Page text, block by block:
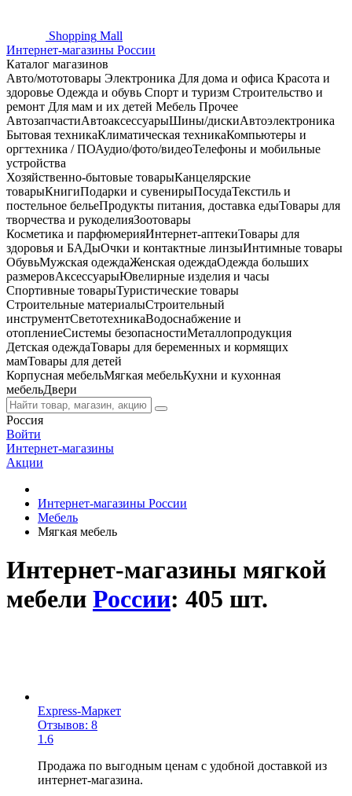
Shopping Mall
Интернет-магазины России
Каталог магазинов
Авто/мототовары Электроника Для дома и офиса Красота и
здоровье Одежда и обувь Спорт и туризм Строительство и
ремонт Для мам и их детей Мебель Прочее
АвтозапчастиАвтоаксессуарыШины/дискиАвтоэлектроника
Бытовая техникаКлиматическая техникаКомпьютеры и
оргтехника / ПОАудио/фото/видеоТелефоны и мобильные
устройства
Хозяйственно-бытовые товарыКанцелярские
товарыКнигиПодарки и сувенирыПосудаТекстиль и
постельное бельеПродукты питания, доставка едыТовары для
творчества и рукоделияЗоотовары
Косметика и парфюмерияИнтернет-аптекиТовары для
здоровья и БАДыОчки и контактные линзыИнтимные товары
ОбувьМужская одеждаЖенская одеждаОдежда больших
размеровАксессуарыЮвелирные изделия и часы
Спортивные товарыТуристические товары
Строительные материалыСтроительный
инструментСветотехникаВодоснабжение и
отоплениеСистемы безопасностиМеталлопродукция
Детская одеждаТовары для беременных и кормящих
мамТовары для детей
Корпусная мебельМягкая мебельКухни и кухонная
мебельДвери
Россия
Войти
Интернет-магазины
Акции
Интернет-магазины России
Мебель
Мягкая мебель
Интернет-магазины мягкой
мебели России: 405 шт.
Express-Маркет
Отзывов: 8
1.6
Продажа по выгодным ценам с удобной доставкой из
интернет-магазина.